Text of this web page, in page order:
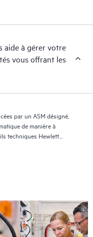
technologie de support
en charge et les
il est
Remote Support
aide à gérer votre
vous offrant les
par un ASM désigné,
de manière à
techniques Hewlett